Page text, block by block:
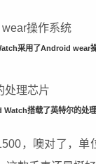
采用了Android wear
搭载了英特尔的处
，噢对了，